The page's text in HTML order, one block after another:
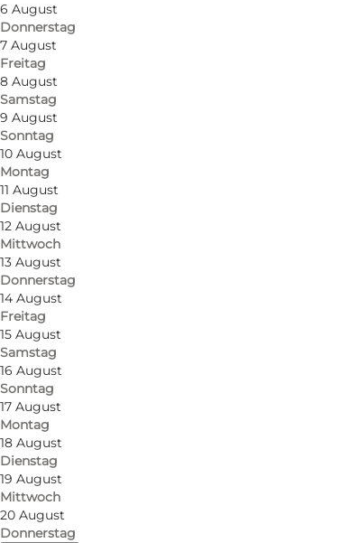
6 August
Donnerstag
7 August
Freitag
8 August
Samstag
9 August
Sonntag
10 August
Montag
11 August
Dienstag
12 August
Mittwoch
13 August
Donnerstag
14 August
Freitag
15 August
Samstag
16 August
Sonntag
17 August
Montag
18 August
Dienstag
19 August
Mittwoch
20 August
Donnerstag
Die Wände wurden von dem lokalen
Sprühdose mit einer Präzision als wäre es ein
Mehr erfahren
Route anzeigen
Jernbanegade 1